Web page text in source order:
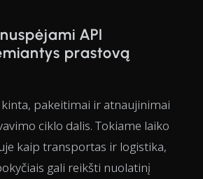
API
prastovą
kinta, pakeitimai ir atnaujinimai
ciklo dalis. Tokiame laiko
kaip transportas ir logistika,
gali reikšti nuolatinį